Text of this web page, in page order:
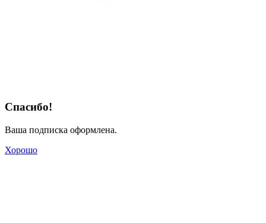
Спасибо!
Ваша подписка оформлена.
Хорошо